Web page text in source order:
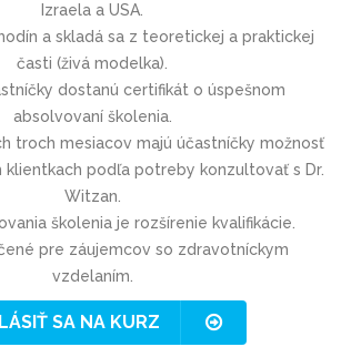
Izraela a USA.
a skladá sa z teoretickej a praktickej
časti (živá modelka).
dostanú certifikát o úspešnom
absolvovaní školenia.
troch mesiacov majú účastníčky možnosť
klientkach podľa potreby konzultovať s Dr.
Witzan.
školenia je rozšírenie kvalifikácie.
pre záujemcov so zdravotníckym
vzdelaním.
SA NA KURZ